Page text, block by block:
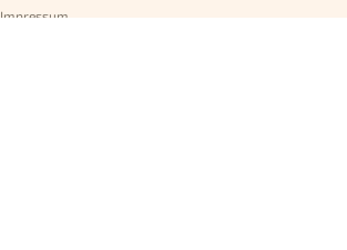
Impressum